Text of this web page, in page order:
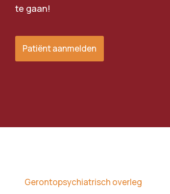
te gaan!
Patiënt aanmelden
Gerontopsychiatrisch overleg